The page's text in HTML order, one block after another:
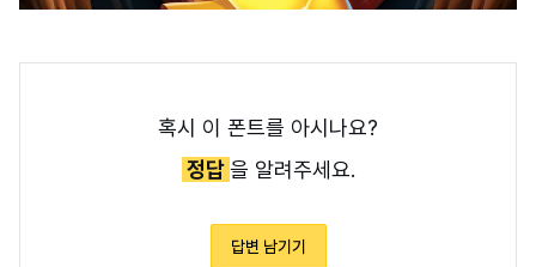
혹시 이 폰트를 아시나요?
정답을 알려주세요.
답변 남기기